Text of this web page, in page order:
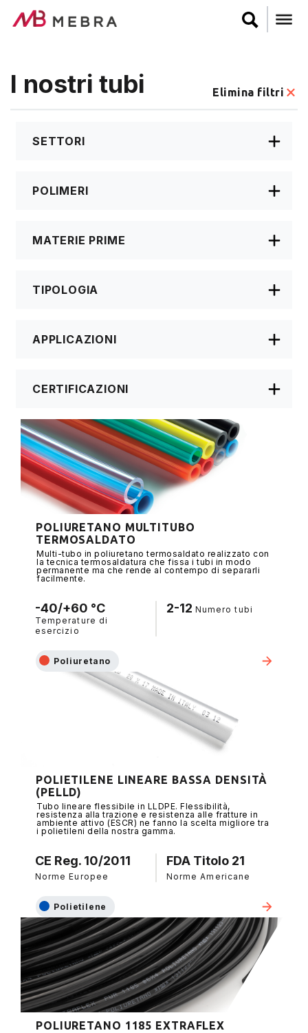
I nostri tubi Elimina filtri
SETTORI
POLIMERI
MATERIE PRIME
TIPOLOGIA
APPLICAZIONI
CERTIFICAZIONI
POLIURETANO MULTITUBO
TERMOSALDATO
Multi-tubo in poliuretano termosaldato realizzato con
la tecnica termosaldatura che fissa i tubi in modo
permanente ma che rende al contempo di separarli
facilmente.
-40/+60 °C
Temperature di
esercizio
2-12 Numero tubi
Poliuretano
POLIETILENE LINEARE BASSA DENSITÀ
(PELLD)
Tubo lineare flessibile in LLDPE. Flessibilità,
resistenza alla trazione e resistenza alle fratture in
ambiente attivo (ESCR) ne fanno la scelta migliore tra
i polietileni della nostra gamma.
CE Reg. 10/2011
Norme Europee
FDA Titolo 21
Norme Americane
Polietilene
POLIURETANO 1185 EXTRAFLEX